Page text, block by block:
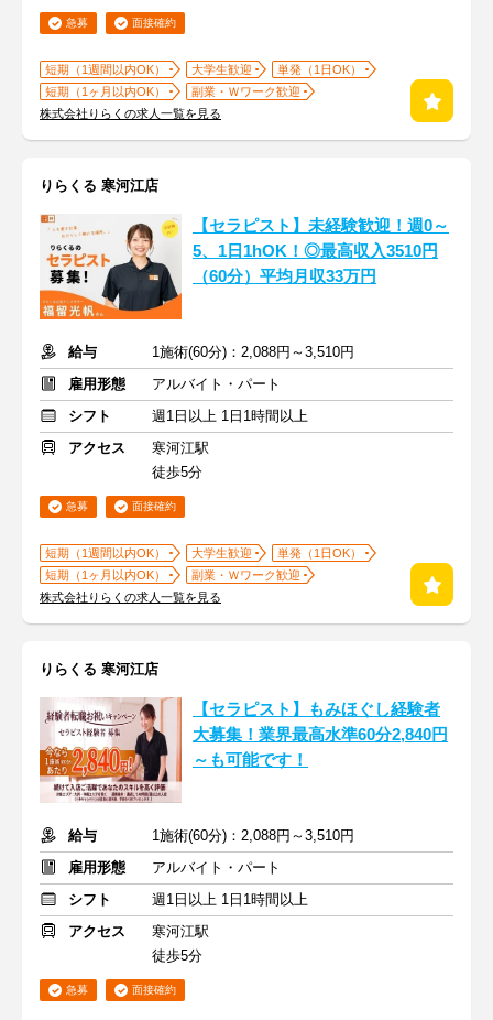
急募 面接確約
短期（1週間以内OK） 大学生歓迎
単発（1日OK）
短期（1ヶ月以内OK）
副業・Ｗワーク歓迎
株式会社りらくの求人一覧を見る
りらくる 寒河江店
【セラピスト】未経験歓迎！週0～
5、1日1hOK！◎最高収入3510円
（60分）平均月収33万円
給与
1施術(60分)：2,088円～3,510円
雇用形態
アルバイト・パート
シフト
週1日以上 1日1時間以上
アクセス
寒河江駅
徒歩5分
急募 面接確約
短期（1週間以内OK） 大学生歓迎
単発（1日OK）
短期（1ヶ月以内OK）
副業・Ｗワーク歓迎
株式会社りらくの求人一覧を見る
りらくる 寒河江店
【セラピスト】もみほぐし経験者
大募集！業界最高水準60分2,840円
～も可能です！
給与
1施術(60分)：2,088円～3,510円
雇用形態
アルバイト・パート
シフト
週1日以上 1日1時間以上
アクセス
寒河江駅
徒歩5分
急募 面接確約